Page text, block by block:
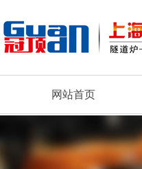
网站首页